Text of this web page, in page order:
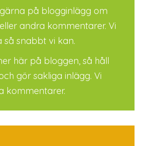
på blogginlägg om
andra kommentarer. Vi
så snabbt vi kan.
här på bloggen, så håll
gör sakliga inlägg. Vi
kommentarer.